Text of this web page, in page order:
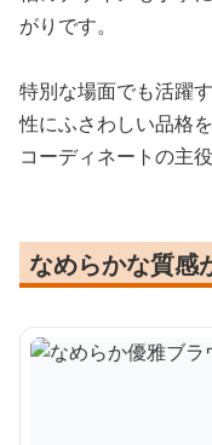
がりです。
特別な場面でも活躍
性にふさわしい品格
コーディネートの主
なめらかな質感